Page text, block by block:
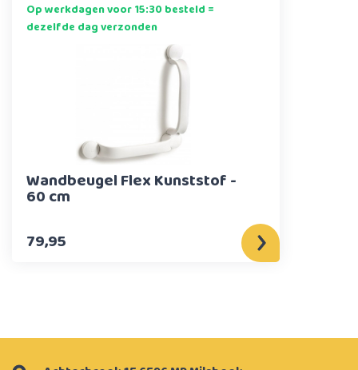
Op werkdagen voor 15:30 besteld =
dezelfde dag verzonden
Wandbeugel Flex Kunststof -
60 cm
79,95